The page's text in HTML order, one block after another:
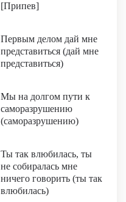
[Припев]
Первым делом дай мне
представиться (дай мне
представиться)
Мы на долгом пути к
саморазрушению
(саморазрушению)
Ты так влюбилась, ты
не собиралась мне
ничего говорить (ты так
влюбилась)